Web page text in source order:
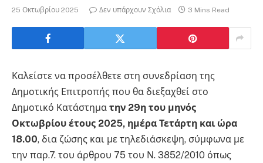
25 Οκτωβρίου 2025 Δεν υπάρχουν Σχόλια 3 Mins Read
Καλείστε να προσέλθετε στη συνεδρίαση της
Δημοτικής Επιτροπής που θα διεξαχθεί στο
Δημοτικό Κατάστημα την 29η του μηνός
Οκτωβρίου έτους 2025, ημέρα Τετάρτη και ώρα
18.00, δια ζώσης και με τηλεδιάσκεψη, σύμφωνα με
την παρ.7. του άρθρου 75 του Ν. 3852/2010 όπως